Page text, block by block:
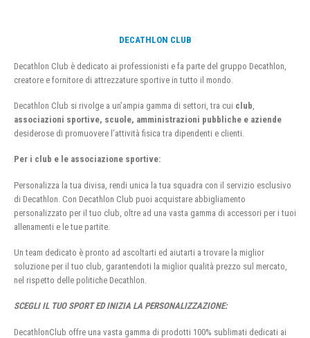
DECATHLON CLUB
Decathlon Club è dedicato ai professionisti e fa parte del gruppo Decathlon,
creatore e fornitore di attrezzature sportive in tutto il mondo.
Decathlon Club si rivolge a un’ampia gamma di settori, tra cui club
associazioni sportive, scuole, amministrazioni pubbliche e aziende
desiderose di promuovere l’attività fisica tra dipendenti e clienti.
Per i club e le associazione sportive:
Personalizza la tua divisa, rendi unica la tua squadra con il servizio esclusivo
di Decathlon. Con Decathlon Club puoi acquistare abbigliamento
personalizzato per il tuo club, oltre ad una vasta gamma di accessori per i tuoi
allenamenti e le tue partite.
Un team dedicato è pronto ad ascoltarti ed aiutarti a trovare la miglior
soluzione per il tuo club, garantendoti la miglior qualità prezzo sul mercato,
nel rispetto delle politiche Decathlon.
SCEGLI IL TUO SPORT ED INIZIA LA PERSONALIZZAZIONE:
DecathlonClub offre una vasta gamma di prodotti 100% sublimati dedicati ai